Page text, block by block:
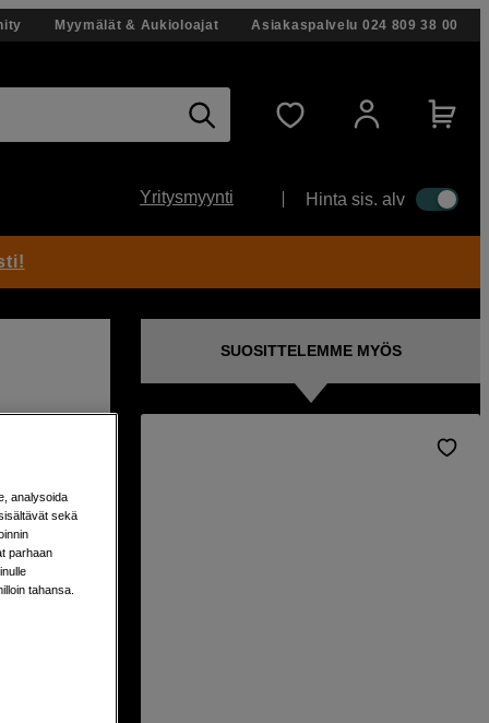
Myymälät & Aukioloajat Asiakaspalvelu 024 809 38 00
Yritysmyynti Hinta sis. alv
SUOSITTELEMME MYÖS
analysoida
sekä
parhaan
tahansa.